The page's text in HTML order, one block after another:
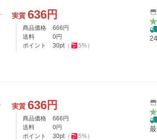
実質 636円
商品価格 666 円
送料
0円
ポイント
30pt（ 5%）
実質 636円
商品価格 666 円
送料
0円
ポイント
30pt（ 5%）